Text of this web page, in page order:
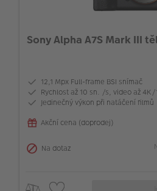
Sony Alpha A7S Mark III
12,1 Mpx Full-frame BSI snímač
Rychlost až 10 sn. /s, video až
Jedinečný výkon při natáčení filmů
Akční cena (doprodej)
Na dotaz